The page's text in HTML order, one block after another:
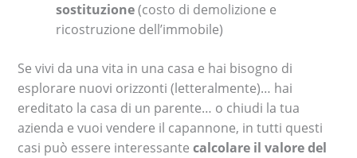
sostituzione(costo di demolizione e
ricostruzione dell’immobile)
Se vivi da una vita in una casa e hai bisogno di
esplorare nuovi orizzonti (letteralmente)… hai
ereditato la casa di un parente… o chiudi la tua
azienda e vuoi vendere il capannone, in tutti questi
casi può essere interessantecalcolare il valore del